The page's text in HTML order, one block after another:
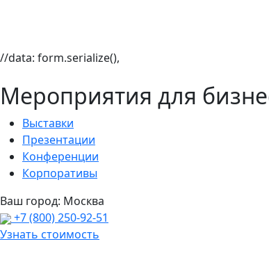
//data: form.serialize(),
Мероприятия для
Выставки
Презентации
Конференции
Корпоративы
Ваш город: Москва
+7 (800) 250-92-51
Узнать стоимость